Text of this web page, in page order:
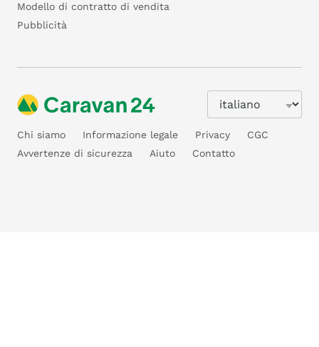
Modello di contratto di vendita
Pubblicità
Chi siamo Informazione legale Privacy
CGC
Avvertenze di sicurezza
Aiuto Contatto